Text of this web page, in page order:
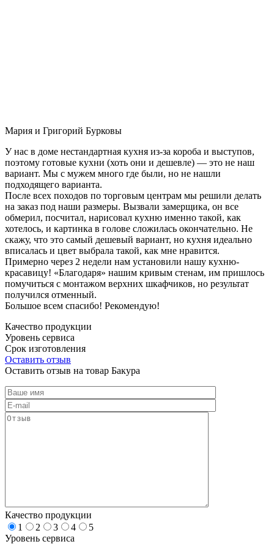
Мария и Григорий Бурковы
У нас в доме нестандартная кухня из-за короба и выступов,
поэтому готовые кухни (хоть они и дешевле) — это не наш
вариант. Мы с мужем много где были, но не нашли
подходящего варианта.
После всех походов по торговым центрам мы решили делать
на заказ под наши размеры. Вызвали замерщика, он все
обмерил, посчитал, нарисовал кухню именно такой, как
хотелось, и картинка в голове сложилась окончательно. Не
скажу, что это самый дешевый вариант, но кухня идеально
вписалась и цвет выбрала такой, как мне нравится.
Примерно через 2 недели нам установили нашу кухню-
красавицу! «Благодаря» нашим кривым стенам, им пришлось
помучиться с монтажом верхних шкафчиков, но результат
получился отменный.
Большое всем спасибо! Рекомендую!
Качество продукции
Уровень сервиса
Срок изготовления
Оставить отзыв
Оставить отзыв на товар Бакура
Качество продукции
1
2 3 4
5
Уровень сервиса